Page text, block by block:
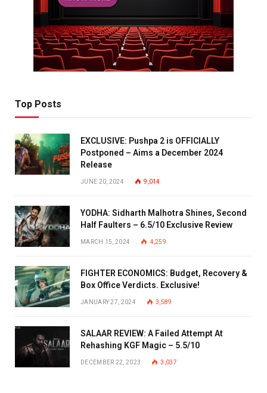
Top Posts
EXCLUSIVE: Pushpa 2 is OFFICIALLY
Postponed – Aims a December 2024
Release
JUNE 20, 2024 9,014
YODHA: Sidharth Malhotra Shines, Second
Half Faulters – 6.5/10 Exclusive Review
MARCH 15, 2024 4,259
FIGHTER ECONOMICS: Budget, Recovery &
Box Office Verdicts. Exclusive!
JANUARY 27, 2024 3,589
SALAAR REVIEW: A Failed Attempt At
Rehashing KGF Magic – 5.5/10
DECEMBER 22, 2023 3,037